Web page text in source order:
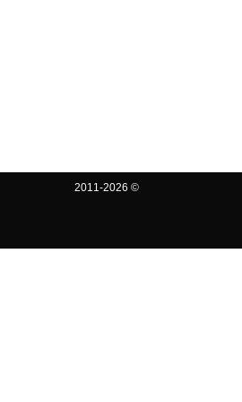
2011-2026 ©